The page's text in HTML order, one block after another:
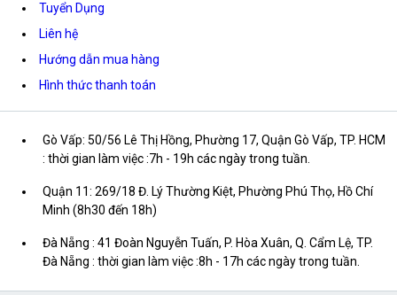
Tuyển Dụng
Liên hệ
Hướng dẫn mua hàng
Hình thức thanh toán
Gò Vấp: 50/56 Lê Thị Hồng, Phường 17, Quận Gò Vấp, TP. HCM
: thời gian làm việc :7h - 19h các ngày trong tuần.
Quận 11: 269/18 Đ. Lý Thường Kiệt, Phường Phú Thọ, Hồ Chí
Minh (8h30 đến 18h)
Đà Nẵng : 41 Đoàn Nguyễn Tuấn, P. Hòa Xuân, Q. Cẩm Lệ, TP.
Đà Nẵng : thời gian làm việc :8h - 17h các ngày trong tuần.